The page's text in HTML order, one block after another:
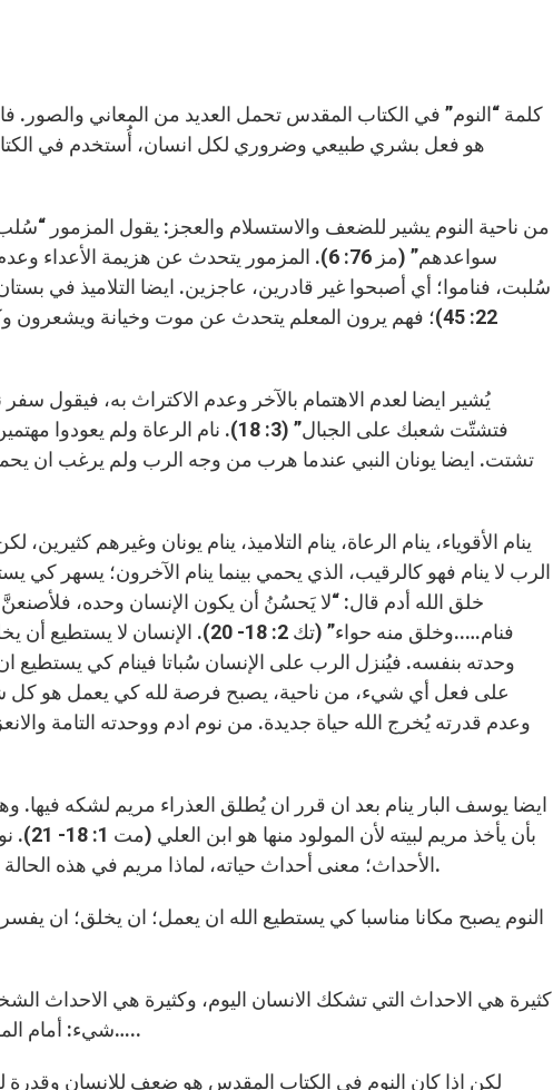
هو فعل بشري طبيعي وضروري لكل انسان، أُستخدم في
من ناحية النوم يشير للضعف والاستسلام والعجز: يقول المزمور
سواعدهم” (مز 76: 6). المزمور يتحدث عن هزيمة
سُلبت، فناموا؛ أي أصبحوا غير قادرين، عاجزين. ايضا التلاميذ في
22: 45)؛ فهم يرون المعلم يتحدث عن موت وخيانة
يُشير ايضا لعدم الاهتمام بالآخر وعدم الاكتراث به، فيقول
فتشتّت شعبك على الجبال” (3: 18). نام
تشتت. ايضا يونان النبي عندما هرب من وجه الرب ولم يرغب ان
الرب لا ينام فهو كالرقيب، الذي يحمي بينما ينام الآخرون؛ يسهر كي
خلق الله أدم قال: “لا يَحسُنُ أن يكون الإنسان وحده،
فنام…..وخلق منه حواء” (تك 2: 18- 20).
وحدته بنفسه. فيُنزل الرب على الإنسان سُباتا فينام كي يستطيع
على فعل أي شيء، من ناحية، يصبح فرصة لله كي يعمل هو كل
وعدم قدرته يُخرج الله حياة جديدة. من نوم ادم ووحدته التامة
ايضا يوسف البار ينام بعد ان قرر ان يُطلق العذراء مريم لشكه
بأن
الأحداث؛ معنى أحداث حياته، لماذا مريم في هذه الحالة وما يجب عليه ان يفعل. فقط عندما نام يوسف تم ذلك.
النوم يصبح مكانا مناسبا كي يستطيع الله ان يعمل؛ ان يخلق؛ ان
كثيرة هي الاحداث التي تشكك الانسان اليوم، وكثيرة هي الاحداث
شيء: أمام المرض، أمام عنف الآخر، أمام عيوبنا الشخصية، او ضعفنا…..
لكن اذا كان النوم في الكتاب المقدس هو ضعف للانسان وقدرة